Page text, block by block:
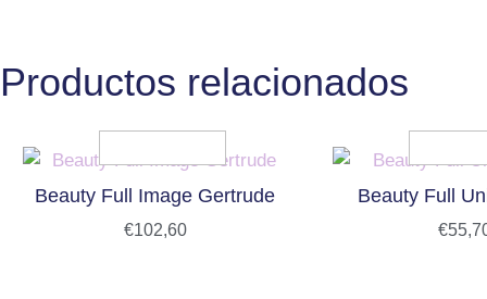
Productos relacionados
Beauty Full Image Gertrude
€102,60
Beauty Full
€